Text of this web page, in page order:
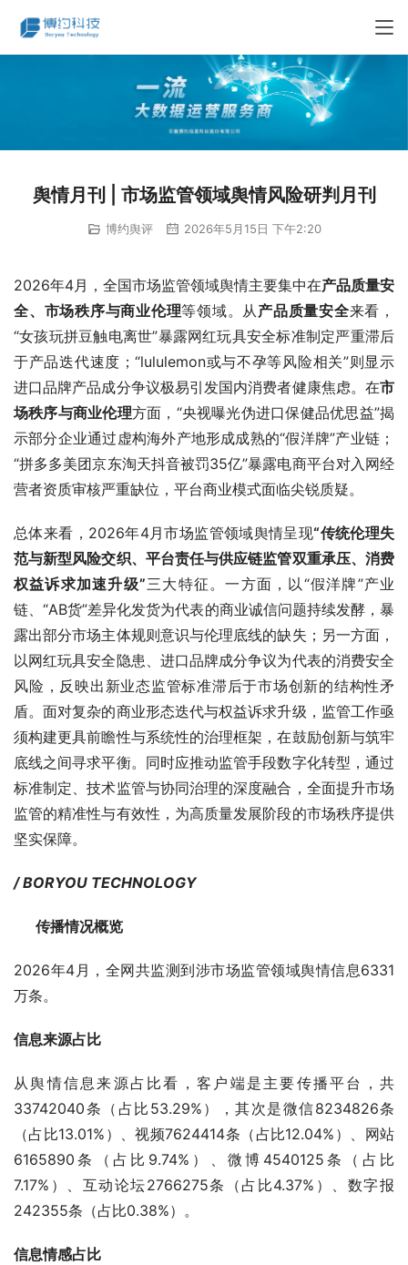
舆情月刊 | 市场监管领域舆情风险研判月刊
博约舆评 2026年5月15日 下午2:20
2026年4月，全国市场监管领域舆情主要集中在产品质量安
全、市场秩序与商业伦理等领域。从产品质量安全来看，
“女孩玩拼豆触电离世”暴露网红玩具安全标准制定严重滞后
于产品迭代速度；“lululemon或与不孕等风险相关”则显示
进口品牌产品成分争议极易引发国内消费者健康焦虑。在市
场秩序与商业伦理方面，“央视曝光伪进口保健品优思益”揭
示部分企业通过虚构海外产地形成成熟的“假洋牌”产业链；
“拼多多美团京东淘天抖音被罚35亿”暴露电商平台对入网经
营者资质审核严重缺位，平台商业模式面临尖锐质疑。
总体来看，2026年4月市场监管领域舆情呈现“传统伦理失
范与新型风险交织、平台责任与供应链监管双重承压、消费
权益诉求加速升级”三大特征。一方面，以“假洋牌”产业
链、“AB货”差异化发货为代表的商业诚信问题持续发酵，暴
露出部分市场主体规则意识与伦理底线的缺失；另一方面，
以网红玩具安全隐患、进口品牌成分争议为代表的消费安全
风险，反映出新业态监管标准滞后于市场创新的结构性矛
盾。面对复杂的商业形态迭代与权益诉求升级，监管工作亟
须构建更具前瞻性与系统性的治理框架，在鼓励创新与筑牢
底线之间寻求平衡。同时应推动监管手段数字化转型，通过
标准制定、技术监管与协同治理的深度融合，全面提升市场
监管的精准性与有效性，为高质量发展阶段的市场秩序提供
坚实保障。
/ BORYOU TECHNOLOGY
传播情况概览
2026年4月，全网共监测到涉市场监管领域舆情信息6331
万条。
信息来源占比
从舆情信息来源占比看，客户端是主要传播平台，共
33742040条（占比53.29%），其次是微信8234826条
（占比13.01%）、视频7624414条（占比12.04%）、网站
6165890条（占比9.74%）、微博4540125条（占比
7.17%）、互动论坛2766275条（占比4.37%）、数字报
242355条（占比0.38%）。
信息情感占比